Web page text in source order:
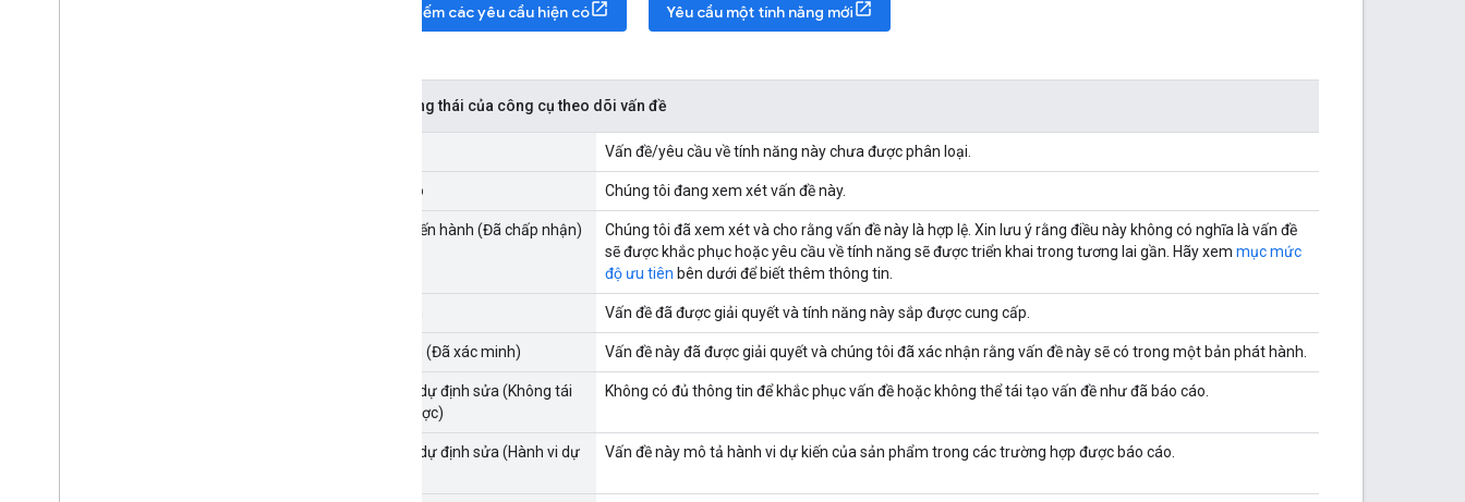
Tìm kiếm các yêu cầu hiện có Yêu cầu một tính năng mới
Mã trạng thái của công cụ theo dõi vấn đề
Vấn đề/yêu cầu về tính năng này chưa được phân loại.
Ðã giao Chúng tôi đang xem xét vấn đề này.
Đang tiến hành (Đã chấp nhận)
Chúng tôi đã xem xét và cho rằng vấn đề này là hợp lệ. Xin lưu ý rằng điều này không có nghĩa là vấn đề
sẽ được khắc phục hoặc yêu cầu về tính năng sẽ được triển khai trong tương lai gần. Hãy xem mục mức
độ ưu tiên bên dưới để biết thêm thông tin.
Vấn đề đã được giải quyết và tính năng này sắp được cung cấp.
Cố định (Đã xác minh) Vấn đề này đã được giải quyết và chúng tôi đã xác nhận rằng vấn đề này sẽ có trong một bản phát hành.
Không dự định sửa (Không tái
hiện được)
Không có đủ thông tin để khắc phục vấn đề hoặc không thể tái tạo vấn đề như đã báo cáo.
Không dự định sửa (Hành vi dự
Vấn đề này mô tả hành vi dự kiến của sản phẩm trong các trường hợp được báo cáo.